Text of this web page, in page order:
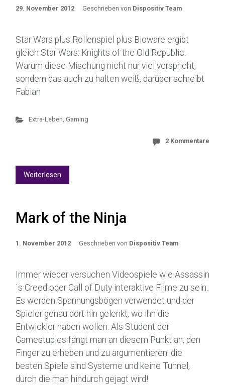
29. November 2012 Geschrieben von Dispositiv Team
Star Wars plus Rollenspiel plus Bioware ergibt
gleich Star Wars: Knights of the Old Republic.
Warum diese Mischung nicht nur viel verspricht,
sondern das auch zu halten weiß, darüber schreibt
Fabian
Extra-Leben, Gaming
2 Kommentare
Weiterlesen
Mark of the Ninja
1. November 2012 Geschrieben von Dispositiv Team
Immer wieder versuchen Videospiele wie Assassin
´s Creed oder Call of Duty interaktive Filme zu sein.
Es werden Spannungsbögen verwendet und der
Spieler genau dort hin gelenkt, wo ihn die
Entwickler haben wollen. Als Student der
Gamestudies fängt man an diesem Punkt an, den
Finger zu erheben und zu argumentieren: die
besten Spiele sind Systeme und keine Tunnel,
durch die man hindurch gejagt wird!